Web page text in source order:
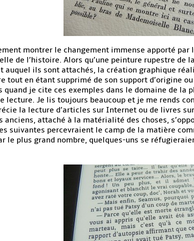
montrer le changement immense apporté
de l’histoire. Alors qu’une peinture rupestre
auquel ils sont attachés, la création graphique
tout en étant supprimé de son support d’origine
quand je cite ces exemples dans le domaine de
lecture. Je lis toujours beaucoup et je me rends
la lecture d’articles sur Internet ou de livres
anciens, attaché à la matérialité des choses,
suivantes percevraient le camp de la matière
le plus grand nombre, quelques-uns se